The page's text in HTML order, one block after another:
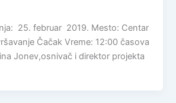
25. februar 2019. Mesto: Centar
Čačak Vreme: 12:00 časova
Jonev,osnivač i direktor projekta